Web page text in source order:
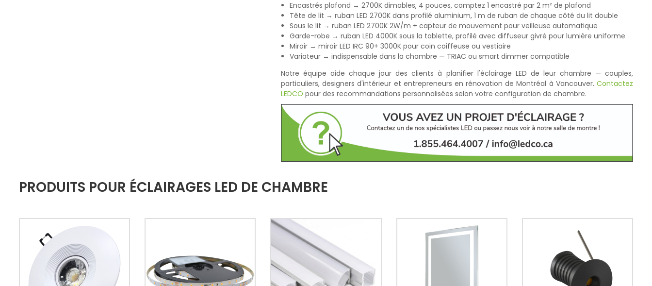
Encastrés plafond → 2700K dimables, 4 pouces, comptez 1 encastré par 2 m² de plafond
Tête de lit → ruban LED 2700K dans profilé aluminium, 1 m de ruban de chaque côté du lit double
Sous le lit → ruban LED 2700K 2W/m + capteur de mouvement pour veilleuse automatique
Garde-robe → ruban LED 4000K sous la tablette, profilé avec diffuseur givré pour lumière uniforme
Miroir → miroir LED IRC 90+ 3000K pour coin coiffeuse ou vestiaire
Variateur → indispensable dans la chambre — TRIAC ou smart dimmer compatible
Notre équipe aide chaque jour des clients à planifier l'éclairage LED de leur chambre — couples,
particuliers, designers d'intérieur et entrepreneurs en rénovation de Montréal à Vancouver. Contactez
LEDCO pour des recommandations personnalisées selon votre configuration de chambre.
PRODUITS POUR ÉCLAIRAGES LED DE CHAMBRE